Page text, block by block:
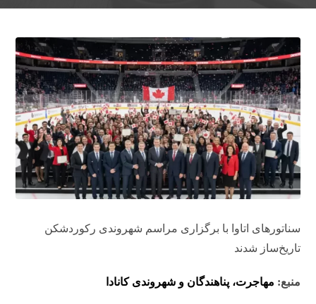
سناتورهای اتاوا با برگزاری مراسم شهروندی رکوردشکن
تاریخ‌ساز شدند
منبع: مهاجرت، پناهندگان و شهروندی کانادا